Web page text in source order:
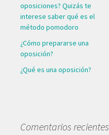
oposiciones? Quizás te
interese saber qué es el
método pomodoro
¿Cómo prepararse una
oposición?
¿Qué es una oposición?
Comentarios recientes